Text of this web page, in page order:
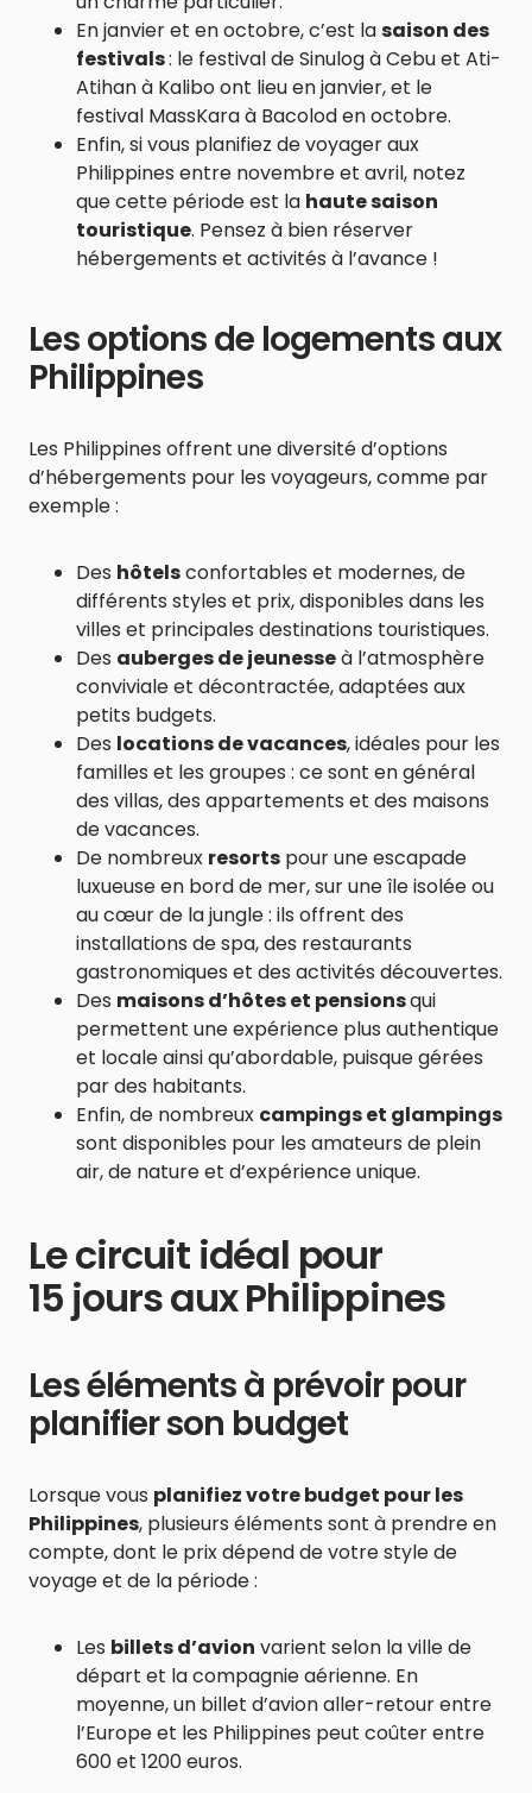
En janvier et en octobre, c’est lasaison des
festivals: le festival de Sinulog à Cebu et Ati-
Atihan à Kalibo ont lieu en janvier, et le
festival MassKara à Bacolod en octobre.
Enfin, si vous planifiez de voyager aux
Philippines entre novembre et avril, notez
que cette période est la haute saison
touristique. Pensez à bien réserver
hébergements et activités à l’avance !
Les options de logements aux
Philippines
Les Philippines offrent une diversité d’options
d’hébergements pour les voyageurs, comme par
exemple :
Des hôtelsconfortables et modernes, de
différents styles et prix, disponibles dans les
villes et principales destinations touristiques.
Des auberges de jeunesseà l’atmosphère
conviviale et décontractée, adaptées aux
petits budgets.
Des locations de vacances, idéales pour les
familles et les groupes : ce sont en général
des villas, des appartements et des maisons
de vacances.
De nombreux resorts pour une escapade
luxueuse en bord de mer, sur une île isolée ou
au cœur de la jungle : ils offrent des
installations de spa, des restaurants
gastronomiques et des activités découvertes.
Des maisons d’hôtes et pensionsqui
permettent une expérience plus authentique
et locale ainsi qu’abordable, puisque gérées
par des habitants.
Enfin, de nombreux campings et glampings
sont disponibles pour les amateurs de plein
air, de nature et d’expérience unique.
Le circuit idéal pour
15 jours aux Philippines
Les éléments à prévoir pour
planifier son budget
Lorsque vous planifiez votre budget pour les
Philippines, plusieurs éléments sont à prendre en
compte, dont le prix dépend de votre style de
voyage et de la période :
Les billets d’avion varient selon la ville de
départ et la compagnie aérienne. En
moyenne, un billet d’avion aller-retour entre
l’Europe et les Philippines peut coûter entre
600 et 1200 euros.